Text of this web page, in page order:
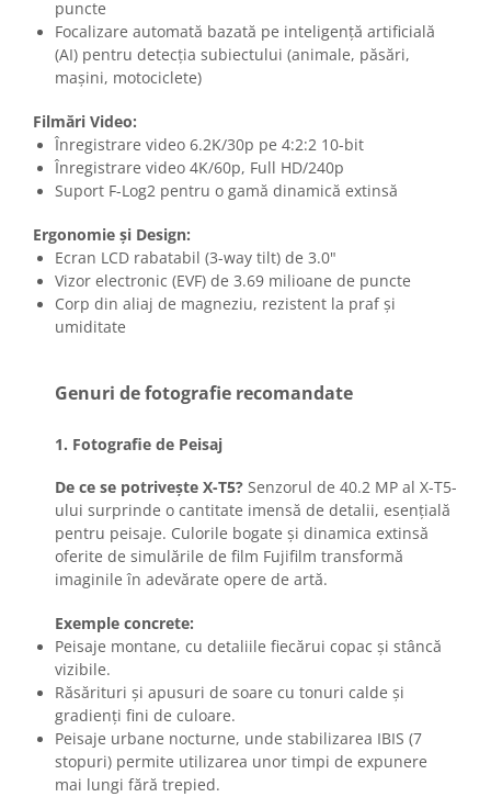
puncte
Focalizare automată bazată pe inteligență artificială
(AI) pentru detecția subiectului (animale, păsări,
mașini, motociclete)
Filmări Video:
Înregistrare video 6.2K/30p pe 4:2:2 10-bit
Înregistrare video 4K/60p, Full HD/240p
Suport F-Log2 pentru o gamă dinamică extinsă
Ergonomie și Design:
Ecran LCD rabatabil (3-way tilt) de 3.0"
Vizor electronic (EVF) de 3.69 milioane de puncte
Corp din aliaj de magneziu, rezistent la praf și
umiditate
Genuri de fotografie recomandate
1. Fotografie de Peisaj
De ce se potrivește X-T5? Senzorul de 40.2 MP al X-T5-
ului surprinde o cantitate imensă de detalii, esențială
pentru peisaje. Culorile bogate și dinamica extinsă
oferite de simulările de film Fujifilm transformă
imaginile în adevărate opere de artă.
Exemple concrete:
Peisaje montane, cu detaliile fiecărui copac și stâncă
vizibile.
Răsărituri și apusuri de soare cu tonuri calde și
gradienți fini de culoare.
Peisaje urbane nocturne, unde stabilizarea IBIS (7
stopuri) permite utilizarea unor timpi de expunere
mai lungi fără trepied.